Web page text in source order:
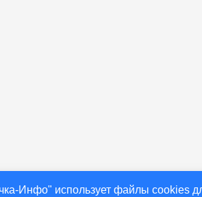
Инфо" использует файлы cookies